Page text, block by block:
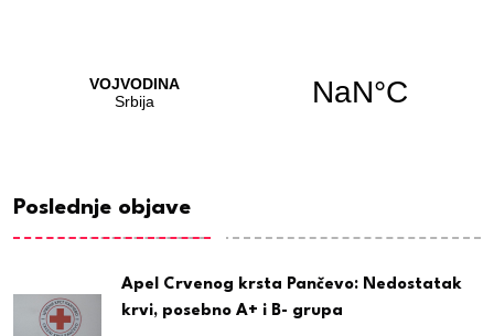
Poslednje objave
Apel Crvenog krsta Pančevo: Nedostatak
krvi, posebno A+ i B- grupa